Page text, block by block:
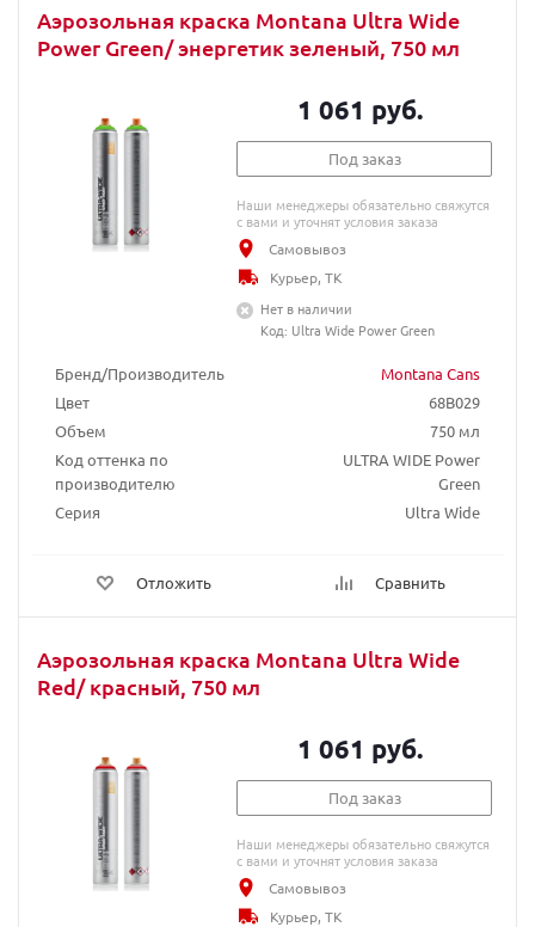
Аэрозольная краска Montana Ultra Wide
Power Green/ энергетик зеленый, 750 мл
Бренд/Производитель
Montana Cans
Цвет
68B029
Объем
750 мл
Код оттенка по
производителю
ULTRA WIDE Power
Green
Серия
Ultra Wide
Отложить Сравнить
1 061 руб.
Под заказ
Наши менеджеры обязательно свяжутся
с вами и уточнят условия заказа
Самовывоз
Курьер, ТК
Нет в наличии
Код: Ultra Wide Power Green
Аэрозольная краска Montana Ultra Wide
Red/ красный, 750 мл
1 061 руб.
Под заказ
Наши менеджеры обязательно свяжутся
с вами и уточнят условия заказа
Самовывоз
Курьер, ТК